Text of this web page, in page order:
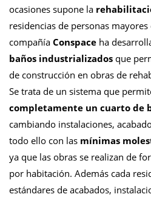
ocasiones supone la
residencias de personas
compañía Conspace ha
baños industrializados que
de construcción en obras de
Se trata de un sistema que
completamente un cuarto de
cambiando instalaciones,
todo ello con las mínimas
ya que las obras se realizan de
por habitación. Además cada
estándares de acabados,